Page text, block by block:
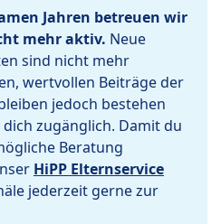
Jahren betreuen wir
mehr aktiv. Neue
sind nicht mehr
wertvollen Beiträge der
jedoch bestehen
zugänglich. Damit du
Beratung
HiPP Elternservice
jederzeit gerne zur